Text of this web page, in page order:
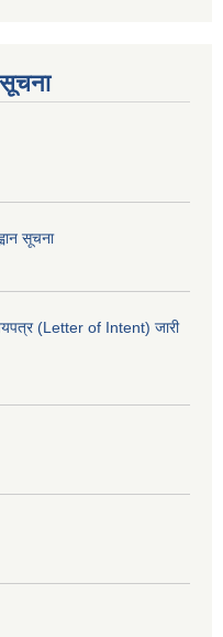
सूचना
(Letter of Intent) जारी